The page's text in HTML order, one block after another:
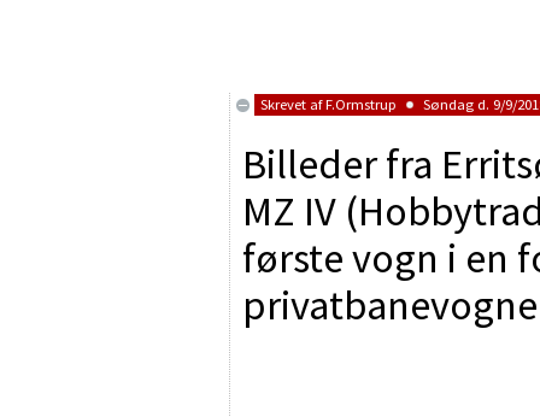
Skrevet afF.Ormstrup Søndag d. 9/9/
Billeder fra
MZ IV
første vogn i en